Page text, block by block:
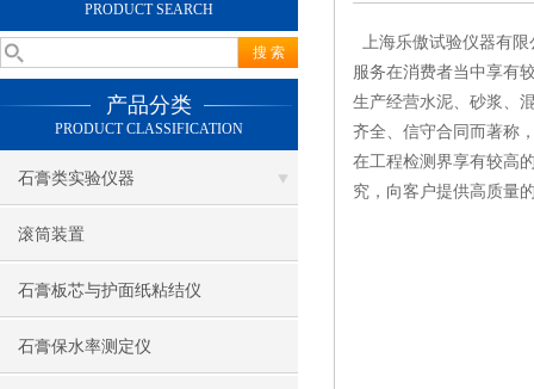
PRODUCT SEARCH
产品分类
PRODUCT CLASSIFICATION
石膏类实验仪器
滚筒装置
石膏板芯与护面纸粘结仪
石膏保水率测定仪
上海乐傲试验仪器有
服务在消费者当中享有
生产经营水泥、砂浆、
齐全、信守合同而著称
在工程检测界享有较高
究，向客户提供高质量